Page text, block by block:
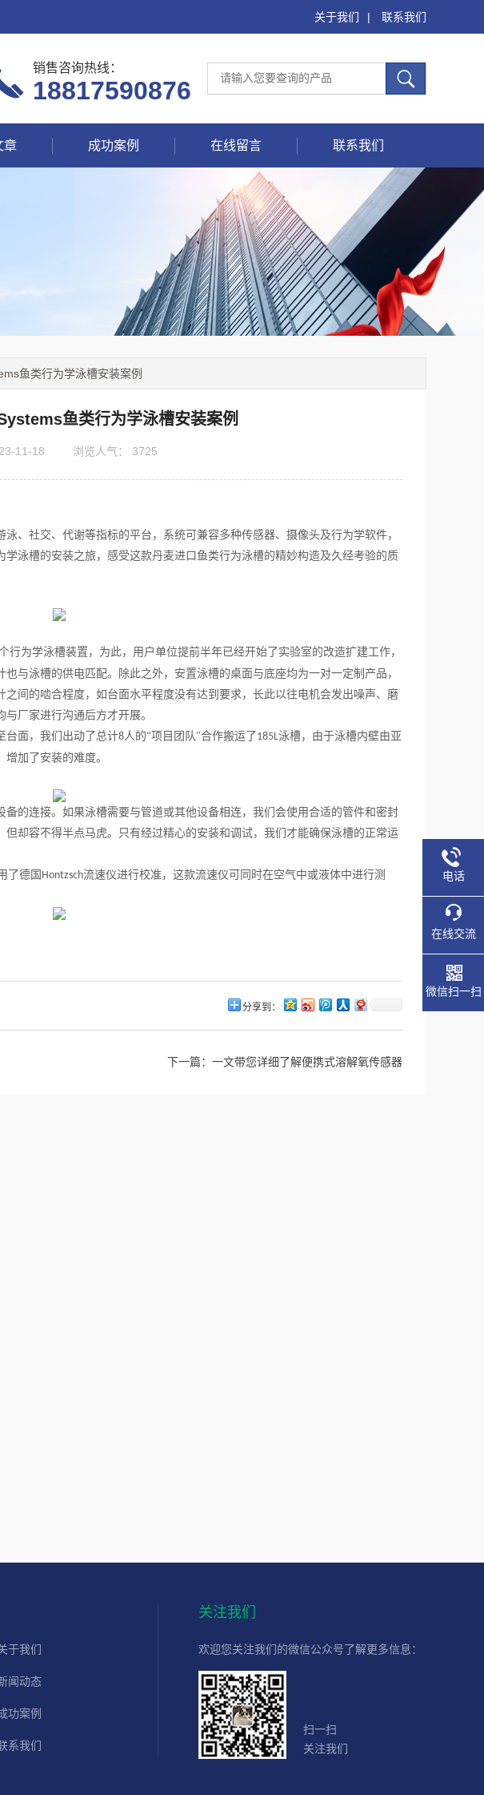
关于我们 | 联系我们
销售咨询热线：
18817590876
章 成功案例 在线留言 联系我们
鱼类行为学泳槽安装案例
鱼类行为学泳槽安装案例
11-18 浏览人气： 3725
泳、社交、代谢等指标的平台， 系统可兼容多种传感器、摄像头及行为学软件，
学泳槽的安装之旅，感受这款丹麦进口鱼类行为泳槽的精妙构造及久经考验的质
行为学泳槽装置， 为此，用户单位提前半年已经开始了实验室的改造扩建工作，
与泳槽的供电匹配。除此之外，安置泳槽的桌面与底座均为一对一定制产品，
间的啮合程度，如台面水平程度没有达到要求，长此以往电机会发出噪声、磨
厂家进行沟通后方才开展。
台面，我们出动了总计8人的“项目团队"合作搬运了 185L泳槽，由于泳槽内壁由亚
加了安装的难度。
的连接。如果泳槽需要与管道或其他设备相连，我们会使用合适的管件和密封
却容不得半点马虎。只有经过精心的安装和调试，我们才能确保泳槽的正常运
了德国 Hontzsch流速仪进行校准，这款流速仪可同时在空气中或液体中进行测
分享到：
下一篇： 一文带您详细了解便携式溶解氧传感器
于我们
闻动态
功案例
系我们
关注我们
欢迎您关注我们的微信公众号了解更多信息：
扫一扫
关注我们
电话
在线交流
微信扫一扫